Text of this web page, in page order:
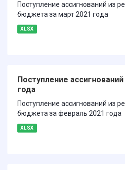
Поступление ассигнований из
бюджета за март 2021 года
XLSX
Поступление
года
Поступление ассигнований из
бюджета за февраль 2021 года
XLSX